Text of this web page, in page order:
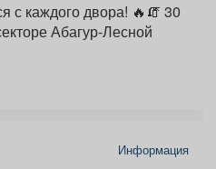
каждого двора! 🔥🧯 30
Абагур-Лесной
Информация